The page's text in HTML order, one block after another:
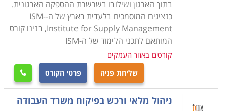
ניהול קשרי ושיתופי פעולה עם ספקים תוך הקפדה על כל
הנהלים והכללים המשפטיים בתחום הסחר והמיסוי מול
ספקים מקומיים ובינלאומיים.
עבור מי מתאימים הלימודים
קורס רכש ולוגיסטיקה אורך כשנה אחת, כאשר הוא מתנהל
בהתאם לתכנית של התמ"ת, והתעודה אף היא ניתנת
מטעם התמ"ת. בסיום הקורס אפשר לעסוק במקצוע במגוון
בתוך הארגון ושילובו בשרשרת ההספקה הארגונית.
כנציגים המוסמכים בלעדית בארץ של ה-ISM-
Institute for Supply Management, בנינו קורס
המותאם לתכני הלימוד של ה-ISM
קורסים באזור העמקים
שליחת פניה פרטי הקורס 
ניהול מלאי ורכש בפיקוח משרד העבודה